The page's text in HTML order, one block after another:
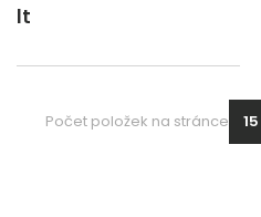
lt
Počet položek na stránce 15